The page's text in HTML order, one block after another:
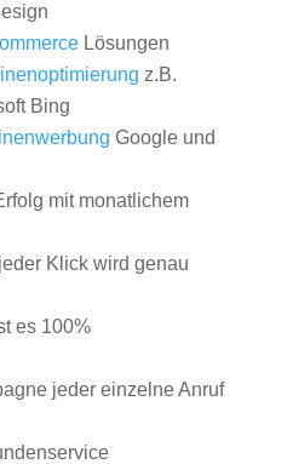
Lösungen
z.B.
Bing
Google und
mit monatlichem
Klick wird genau
es 100%
jeder einzelne Anruf